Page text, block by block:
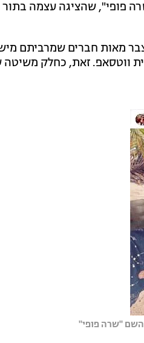
פופי", שהציגה עצמה בתור
מאות חברים שמרביתם
ווטסאפ. זאת, כחלק משיטה
השם ''שרה פופי''